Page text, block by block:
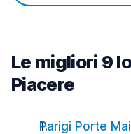
Le migliori 9
Piacere
Parigi Porte